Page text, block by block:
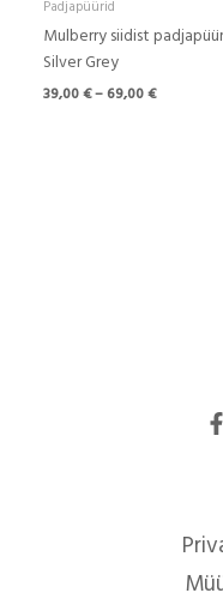
Padjapüürid
Mulberry siidist
Silver Grey
39,00€–69,00€